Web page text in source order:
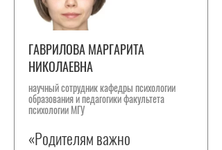
ГАВРИЛОВА МАРГАРИТА
НИКОЛАЕВНА
научный сотрудник кафедры психологии
образования и педагогики факультета
психологии МГУ
«Родителям важно